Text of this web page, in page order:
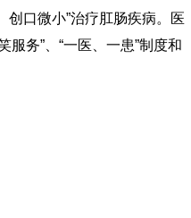
创口微小”治疗肛肠疾病。医
服务”、“一医、一患”制度和